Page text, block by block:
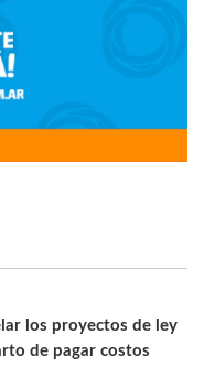
los proyectos de ley
de pagar costos